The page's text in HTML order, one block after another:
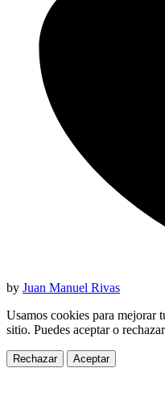
by Juan Manuel Rivas
Usamos cookies para mejorar
sitio. Puedes aceptar o
Rechazar Aceptar